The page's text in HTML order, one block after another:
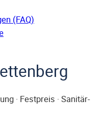
(FAQ)
· Festpreis · Sanitär-